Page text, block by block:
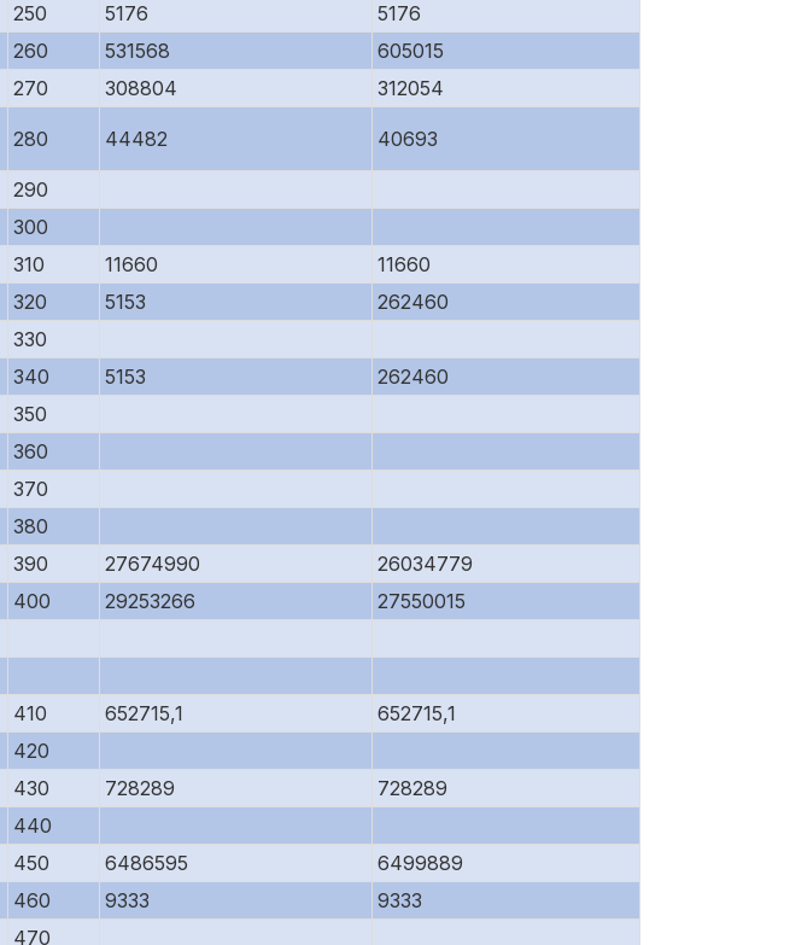
250 5176
5176
260 531568
605015
270 308804
312054
280 44482 40693
290
300
310 11660
11660
320 5153
262460
330
340 5153
262460
350
360
370
380
390 27674990
26034779
400 29253266
27550015
410 652715,1
652715,1
420
430 728289
728289
440
450 6486595
6499889
460 9333
9333
470